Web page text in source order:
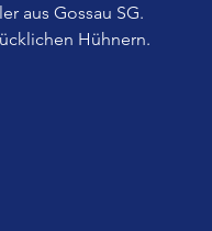
aus Gossau SG.
Hühnern.